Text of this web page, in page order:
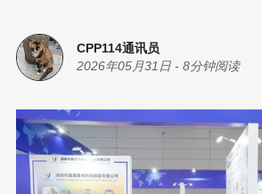
CPP114通讯员
2026年05月31日 - 8分钟阅读